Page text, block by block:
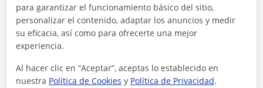
1ª clase gratis
para garantizar el funcionamiento básico del sitio,
personalizar el contenido, adaptar los anuncios y medir
su eficacia, así como para ofrecerte una mejor
experiencia.
Al hacer clic en “Aceptar”, aceptas lo establecido en
nuestra Política de Cookies y Política de Privacidad.